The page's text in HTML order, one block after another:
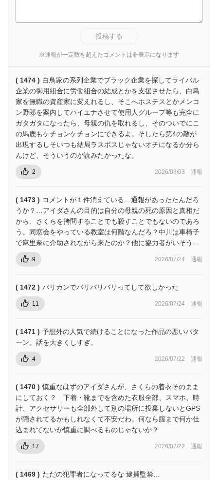
投稿する
※通報が一定数を超えたコメントは非表示になります
( 1474 ) 白鳥家の系列企業でブラック企業を探してライバル
企業の御用組合に労働組合の結成とかを支援させたら、白鳥
家を無職の資産家に変えれるし、そこへホステスとかメンコ
ン野郎を案内してハイエナさせて使用人グループ等も完全に
ガタガタになったら、母親の仇を取れるし、そのついでにこ
の馬鹿もケチョンケチョンにできるよ。そしたら第4の敵が
出現するしそいつも結局ラスボスじゃないオチになるか分ら
んけど、そういうのが読みたかったな。
2 2026/08/03 通報
( 1473 ) コメントが１件消えている…通報があったたんだろ
うか？…アイダさんの目的は自分の母親の死の原因と真相だ
から、さくらを拷問することでも殺すことでもないのであろ
う。同窓会をやっている教室は何階なんだろ？中川は車椅子
で麻里奈に介助されながら来たのか？他に協力者がいそう…
9 2026/07/24 通報
( 1472 ) バリカンでバリバリバリってして欲しかった
11 2026/07/24 通報
( 1471 ) 予想外の人気で続けることになった作品の悪いパタ
ーン。話を大きくしすぎ。
4 2026/07/22 通報
( 1470 ) 慎重なはずのアイダさんが、さくらの着衣そのまま
にしておく？ 下着・靴までを含めた衣服全部、スマホ、時
計、アクセサリーも全部外して別の場所に投棄しないとGPS
が隠されてるかもしれなくて不安だわ。何なら膣まで何か仕
込まれてないか慎重に調べるものじゃないか？
17 2026/07/22 通報
( 1469 ) ただの犯罪者になってるな 逮捕監禁…